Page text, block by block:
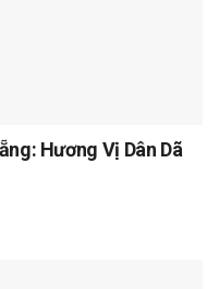
Hương Vị Dân Dã